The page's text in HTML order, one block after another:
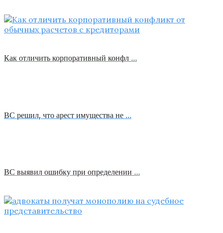
Как отличить корпоративный конфл …
ВС решил, что арест имущества не …
ВС выявил ошибку при определении …